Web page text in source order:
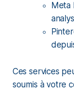
Meta
Ces services
soumis à votre